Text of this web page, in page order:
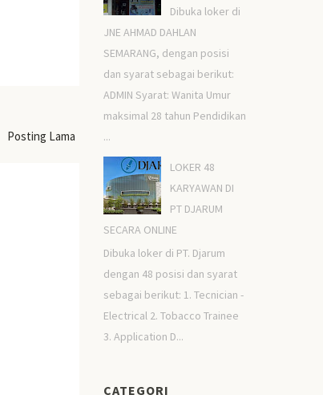
Posting Lama
Dibuka loker di
JNE AHMAD DAHLAN
SEMARANG, dengan posisi
dan syarat sebagai berikut:
ADMIN Syarat: Wanita Umur
maksimal 28 tahun Pendidikan
...
LOKER 48
KARYAWAN DI
PT DJARUM
SECARA ONLINE
Dibuka loker di PT. Djarum
dengan 48 posisi dan syarat
sebagai berikut: 1. Tecnician -
Electrical 2. Tobacco Trainee
3. Application D...
CATEGORI